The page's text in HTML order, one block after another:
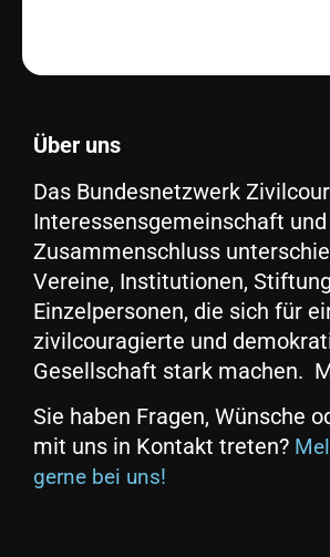
Über uns
Das Bundesnetzwerk
Interessensgemeinschaft und
Zusammenschluss
Vereine, Institutionen,
Einzelpersonen, die sich für
zivilcouragierte und
Gesellschaft stark machen.
Sie haben Fragen, Wünsche
mit uns in Kontakt treten?
gerne bei uns!